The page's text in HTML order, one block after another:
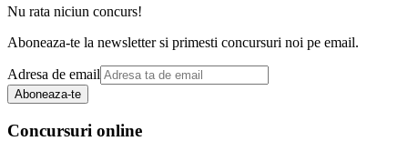
Nu rata niciun concurs!
Aboneaza-te la newsletter si primesti concursuri noi pe email.
Adresa de email
Aboneaza-te
Concursuri online